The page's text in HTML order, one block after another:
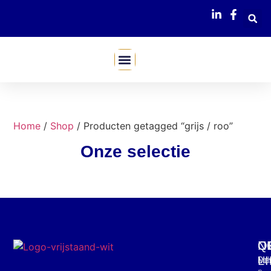
Home / Shop / Producten getagged “grijs / roo”
Onze selectie